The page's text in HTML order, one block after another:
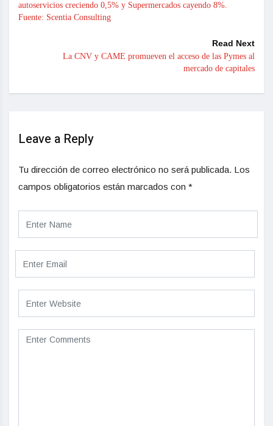
autoservicios creciendo 0,5% y Supermercados cayendo 8%.
Fuente: Scentia Consulting
Read Next
La CNV y CAME promueven el acceso de las Pymes al
mercado de capitales
Leave a Reply
Tu dirección de correo electrónico no será publicada. Los
campos obligatorios están marcados con *